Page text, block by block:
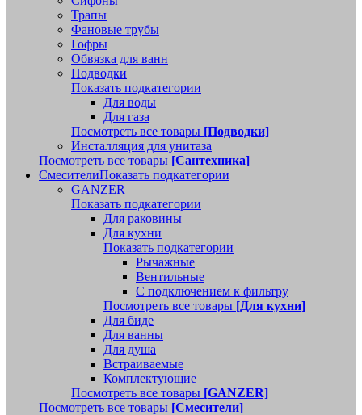
Трапы
Фановые трубы
Гофры
Обвязка для ванн
Подводки
Показать подкатегории
Для воды
Для газа
Посмотреть все товары [Подводки]
Инсталляция для унитаза
Посмотреть все товары [Сантехника]
СмесителиПоказать подкатегории
GANZER
Показать подкатегории
Для раковины
Для кухни
Показать подкатегории
Рычажные
Вентильные
С подключением к фильтру
Посмотреть все товары [Для кухни]
Для биде
Для ванны
Для душа
Встраиваемые
Комплектующие
Посмотреть все товары [GANZER]
Посмотреть все товары [Смесители]